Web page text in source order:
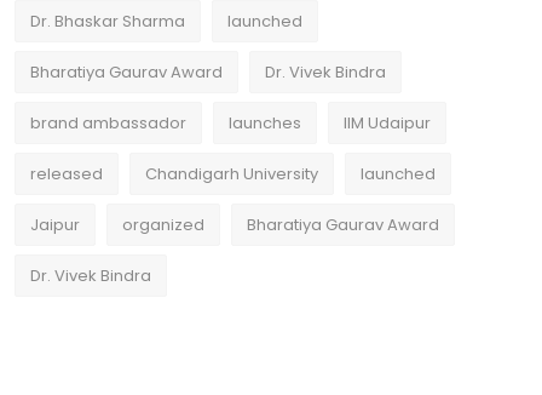
Dr. Bhaskar Sharma launched
Bharatiya Gaurav Award Dr. Vivek Bindra
brand ambassador launches IIM Udaipur
released Chandigarh University launched
Jaipur organized Bharatiya Gaurav Award
Dr. Vivek Bindra